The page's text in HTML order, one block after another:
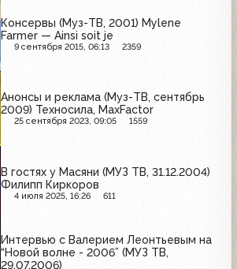
Консервы (Муз-ТВ, 2001) Mylene
Farmer — Ainsi soit je
9 сентября 2015, 06:13 2359
Анонсы и реклама (Муз-ТВ, сентябрь
2009) Техносила, MaxFactor
25 сентября 2023, 09:05 1559
В гостях у Масяни (МУЗ ТВ, 31.12.2004)
Филипп Киркоров
4 июля 2025, 16:26 611
Интервью с Валерием Леонтьевым на
“Новой волне - 2006” (МУЗ ТВ,
29.07.2006)